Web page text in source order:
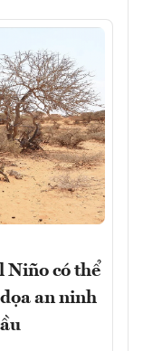
Niño có thể
an ninh